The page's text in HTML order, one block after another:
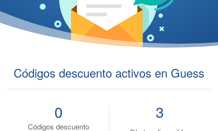
Códigos descuento activos en Guess
Códigos descuento
0 3